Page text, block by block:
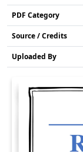
PDF Category
Source / Credits
Uploaded By